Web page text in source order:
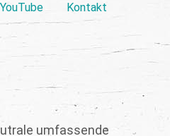
YouTube Kontakt
umfassende